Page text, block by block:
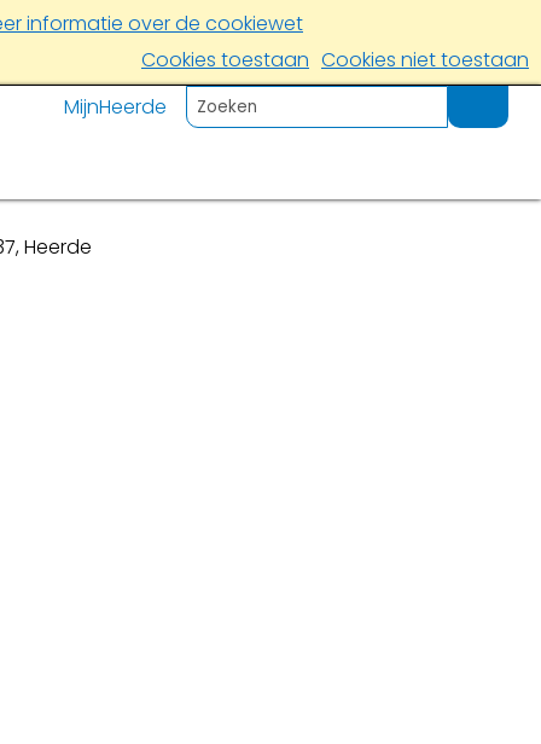
informatie over de cookiewet
Cookies toestaan Cookies niet toestaan
MijnHeerde
Heerde